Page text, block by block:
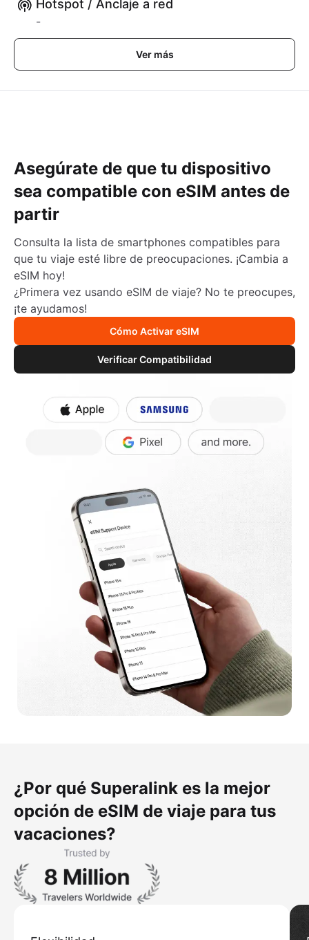
Hotspot / Anclaje a red
-
Ver más
Asegúrate de que tu dispositivo
sea compatible con eSIM antes de
partir
Consulta la lista de smartphones compatibles para
que tu viaje esté libre de preocupaciones. ¡Cambia a
eSIM hoy!
¿Primera vez usando eSIM de viaje? No te preocupes,
¡te ayudamos!
Cómo Activar eSIM
Verificar Compatibilidad
¿Por qué Superalink es la mejor
opción de eSIM de viaje para tus
vacaciones?